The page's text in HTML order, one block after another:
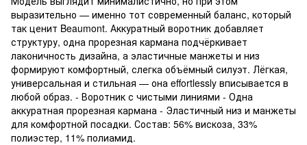
выразительно — именно тот современный баланс, который
так ценит Beaumont. Аккуратный воротник добавляет
структуру, одна прорезная кармана подчёркивает
лаконичность дизайна, а эластичные манжеты и низ
формируют комфортный, слегка объёмный силуэт. Лёгкая,
универсальная и стильная — она effortlessly вписывается в
любой образ. - Воротник с чистыми линиями - Одна
аккуратная прорезная кармана - Эластичный низ и манжеты
для комфортной посадки. Состав: 56% вискоза, 33%
полиэстер, 11% полиамид.